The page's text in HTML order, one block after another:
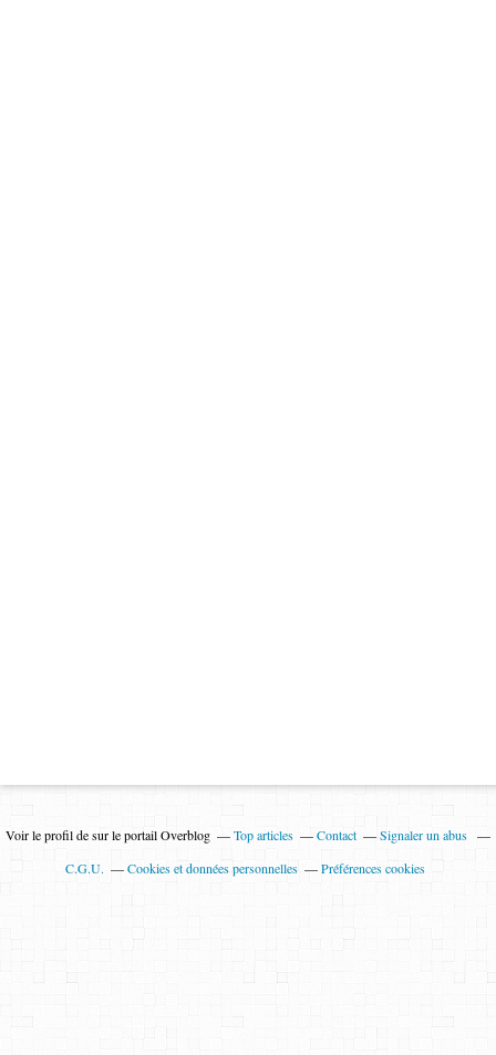
Voir le profil desur le portail Overblog Top articles Contact
Signaler un abus
C.G.U.
Cookies et données personnelles Préférences cookies